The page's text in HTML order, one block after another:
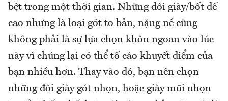
bệt trong một thời gian. Những đôi giày/bốt đế
cao nhưng là loại gót to bản, nặng nề cũng
không phải là sự lựa chọn khôn ngoan vào lúc
này vì chúng lại có thể tố cáo khuyết điểm của
bạn nhiều hơn. Thay vào đó, bạn nên chọn
những đôi giày gót nhọn, hoặc giày mũi nhọn